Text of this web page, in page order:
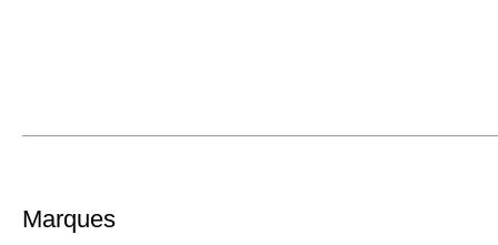
Marques